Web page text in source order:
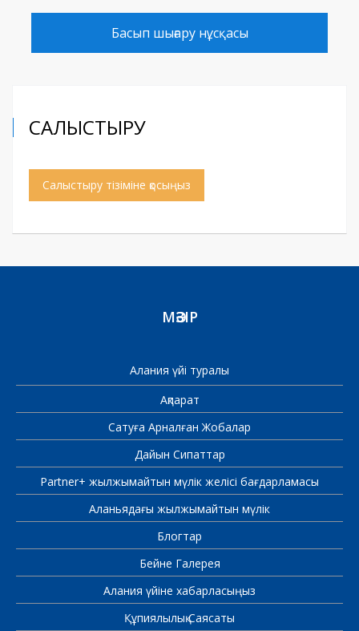
Басып шығару нұсқасы
САЛЫСТЫРУ
Салыстыру тізіміне қосыңыз
МӘЗІР
Алания үйі туралы
Ақпарат
Сатуға Арналған Жобалар
Дайын Сипаттар
Partner+ жылжымайтын мүлік желісі бағдарламасы
Аланьядағы жылжымайтын мүлік
Блогтар
Бейне Галерея
Алания үйіне хабарласыңыз
Құпиялылық Саясаты